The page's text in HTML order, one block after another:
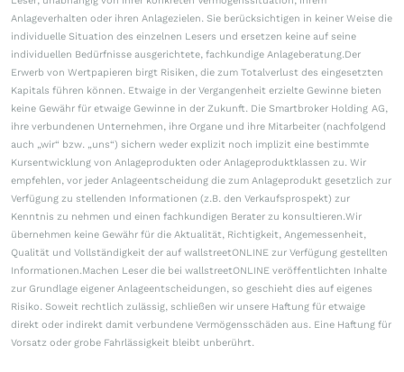
Anlageverhalten oder ihren Anlagezielen. Sie berücksichtigen in keiner Weise die
individuelle Situation des einzelnen Lesers und ersetzen keine auf seine
individuellen Bedürfnisse ausgerichtete, fachkundige Anlageberatung.Der
Erwerb von Wertpapieren birgt Risiken, die zum Totalverlust des eingesetzten
Kapitals führen können. Etwaige in der Vergangenheit erzielte Gewinne bieten
keine Gewähr für etwaige Gewinne in der Zukunft. Die Smartbroker Holding AG,
ihre verbundenen Unternehmen, ihre Organe und ihre Mitarbeiter (nachfolgend
auch „wir“ bzw. „uns“) sichern weder explizit noch implizit eine bestimmte
Kursentwicklung von Anlageprodukten oder Anlageproduktklassen zu. Wir
empfehlen, vor jeder Anlageentscheidung die zum Anlageprodukt gesetzlich zur
Verfügung zu stellenden Informationen (z.B. den Verkaufsprospekt) zur
Kenntnis zu nehmen und einen fachkundigen Berater zu konsultieren.Wir
übernehmen keine Gewähr für die Aktualität, Richtigkeit, Angemessenheit,
Qualität und Vollständigkeit der auf wallstreetONLINE zur Verfügung gestellten
Informationen.Machen Leser die bei wallstreetONLINE veröffentlichten Inhalte
zur Grundlage eigener Anlageentscheidungen, so geschieht dies auf eigenes
Risiko. Soweit rechtlich zulässig, schließen wir unsere Haftung für etwaige
direkt oder indirekt damit verbundene Vermögensschäden aus. Eine Haftung für
Vorsatz oder grobe Fahrlässigkeit bleibt unberührt.